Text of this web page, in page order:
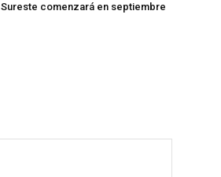
Sureste comenzará en septiembre